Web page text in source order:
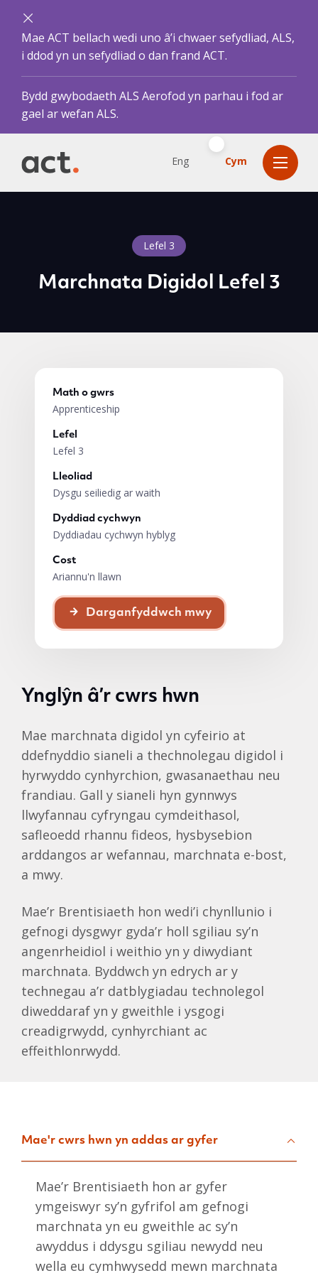
Mae ACT bellach wedi uno â’i chwaer sefydliad, ALS,
i ddod yn un sefydliad o dan frand ACT.
Bydd gwybodaeth ALS Aerofod yn parhau i fod ar
gael ar wefan ALS.
Eng Cym
Lefel 3
Marchnata Digidol Lefel 3
Math o gwrs
Apprenticeship
Lefel
Lefel 3
Lleoliad
Dysgu seiliedig ar waith
Dyddiad cychwyn
Dyddiadau cychwyn hyblyg
Cost
Ariannu'n llawn
Darganfyddwch mwy
Ynglŷn â’r cwrs hwn
Mae marchnata digidol yn cyfeirio at
ddefnyddio sianeli a thechnolegau digidol i
hyrwyddo cynhyrchion, gwasanaethau neu
frandiau. Gall y sianeli hyn gynnwys
llwyfannau cyfryngau cymdeithasol,
safleoedd rhannu fideos, hysbysebion
arddangos ar wefannau, marchnata e-bost,
a mwy.
Mae’r Brentisiaeth hon wedi’i chynllunio i
gefnogi dysgwyr gyda’r holl sgiliau sy’n
angenrheidiol i weithio yn y diwydiant
marchnata. Byddwch yn edrych ar y
technegau a’r datblygiadau technolegol
diweddaraf yn y gweithle i ysgogi
creadigrwydd, cynhyrchiant ac
effeithlonrwydd.
Mae'r cwrs hwn yn addas ar gyfer
Mae’r Brentisiaeth hon ar gyfer
ymgeiswyr sy’n gyfrifol am gefnogi
marchnata yn eu gweithle ac sy’n
awyddus i ddysgu sgiliau newydd neu
wella eu cymhwysedd mewn marchnata